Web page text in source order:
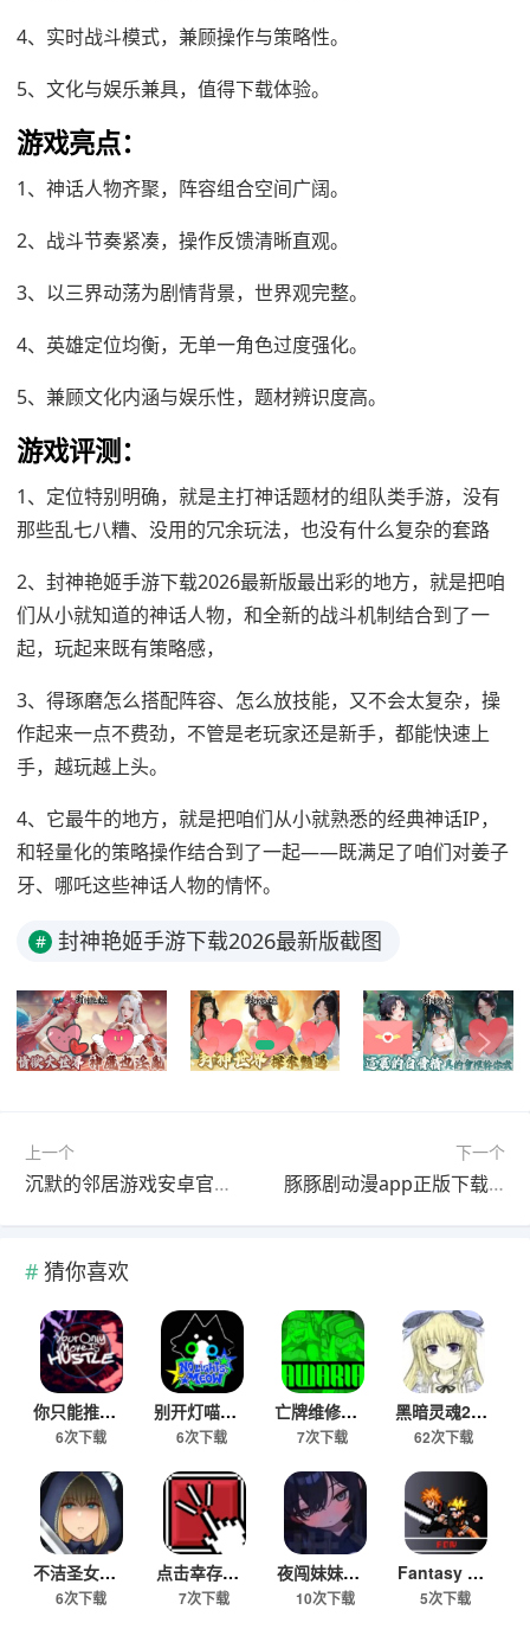
4、实时战斗模式，兼顾操作与策略性。
5、文化与娱乐兼具，值得下载体验。
游戏亮点：
1、神话人物齐聚，阵容组合空间广阔。
2、战斗节奏紧凑，操作反馈清晰直观。
3、以三界动荡为剧情背景，世界观完整。
4、英雄定位均衡，无单一角色过度强化。
5、兼顾文化内涵与娱乐性，题材辨识度高。
游戏评测：
1、定位特别明确，就是主打神话题材的组队类手游，没有
那些乱七八糟、没用的冗余玩法，也没有什么复杂的套路
2、封神艳姬手游下载2026最新版最出彩的地方，就是把咱
们从小就知道的神话人物，和全新的战斗机制结合到了一
起，玩起来既有策略感，
3、得琢磨怎么搭配阵容、怎么放技能，又不会太复杂，操
作起来一点不费劲，不管是老玩家还是新手，都能快速上
手，越玩越上头。
4、它最牛的地方，就是把咱们从小就熟悉的经典神话IP，
和轻量化的策略操作结合到了一起——既满足了咱们对姜子
牙、哪吒这些神话人物的情怀。
# 封神艳姬手游下载2026最新版截图
上一个
沉默的邻居游戏安卓官方版
下一个
豚豚剧动漫app正版下载无广告
猜你喜欢
你只能推搡手机版最新下载
6次下载
别开灯喵游戏安卓官方版
6次下载
亡牌维修员安卓移植版
7次下载
黑暗灵魂2冷狐版下载
62次下载
不洁圣女安卓汉化版
6次下载
点击幸存者游戏下载手机版
7次下载
夜闯妹妹房间安游戏最新版下载
10次下载
Fantasy Domain幻域对决游戏安卓官方版
5次下载